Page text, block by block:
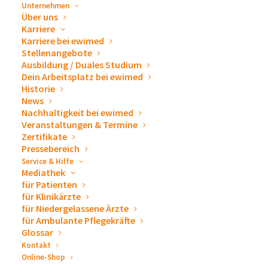
Unternehmen
Über uns
Karriere
Karriere bei ewimed
Stellenangebote
Ausbildung / Duales Studium
Dein Arbeitsplatz bei ewimed
Historie
News
Nachhaltigkeit bei ewimed
Veranstaltungen & Termine
Zertifikate
Pressebereich
Service & Hilfe
Mediathek
für Patienten
für Klinikärzte
für Niedergelassene Ärzte
für Ambulante Pflegekräfte
Glossar
Kontakt
Online-Shop
DETAILS
Beginn:
27. September 2023
Ende:
29. September 2023
Veranstaltung-Tags:
Gastroenterologie
VERANSTALTUNGSORT
Kreiskrankenhaus Demmin GmbH
Wollweberstraße 21
Demmin,17109Google Karte anzeigen
für Innere Medizin 2
32. Jahrestagung der